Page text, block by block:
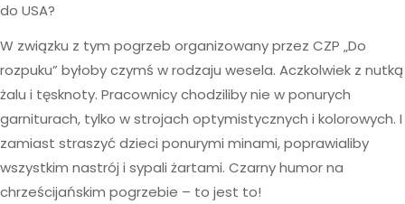
do USA?
W związku z tym pogrzeb organizowany przez CZP „Do
rozpuku” byłoby czymś w rodzaju wesela. Aczkolwiek z nutką
żalu i tęsknoty. Pracownicy chodziliby nie w ponurych
garniturach, tylko w strojach optymistycznych i kolorowych. I
zamiast straszyć dzieci ponurymi minami, poprawialiby
wszystkim nastrój i sypali żartami. Czarny humor na
chrześcijańskim pogrzebie – to jest to!